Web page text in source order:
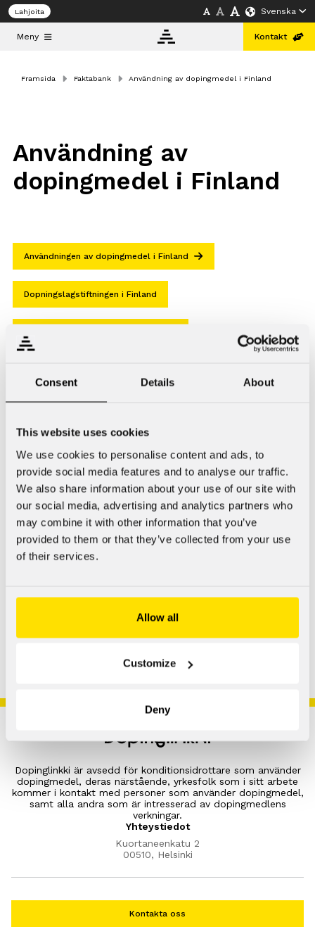
Consent Details About
This website uses cookies
We use cookies to personalise content and ads, to
provide social media features and to analyse our traffic.
We also share information about your use of our site with
our social media, advertising and analytics partners who
may combine it with other information that you’ve
provided to them or that they’ve collected from your use
of their services.
Allow all
Customize
Deny
Lahjoita Svenska
Meny
Utbildning
Kontakt
Framsida Faktabank Användning av dopingmedel i Finland
Användning av
dopingmedel i Finland
Användningen av dopingmedel i Finland
Dopningslagstiftningen i Finland
Gilla, dela
Dopinglinkki är avsedd för konditionsidrottare som använder
dopingmedel, deras närstående, yrkesfolk som i sitt arbete
kommer i kontakt med personer som använder dopingmedel,
samt alla andra som är intresserad av dopingmedlens
verkningar.
Yhteystiedot
Kuortaneenkatu 2
00510, Helsinki
Kontakta oss